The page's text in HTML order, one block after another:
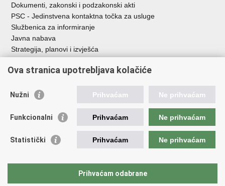
Dokumenti, zakonski i podzakonski akti
PSC - Jedinstvena kontaktna točka za usluge
Službenica za informiranje
Javna nabava
Strategija, planovi i izvješća
Korisne poveznice
Vlada RH
ASOO
CARNET
Ova stranica upotrebljava kolačiće
Nužni Prihvaćam Ne prihvaćam
Funkcionalni Prihvaćam Ne prihvaćam
Statistički Prihvaćam Ne prihvaćam
Prihvaćam odabrane